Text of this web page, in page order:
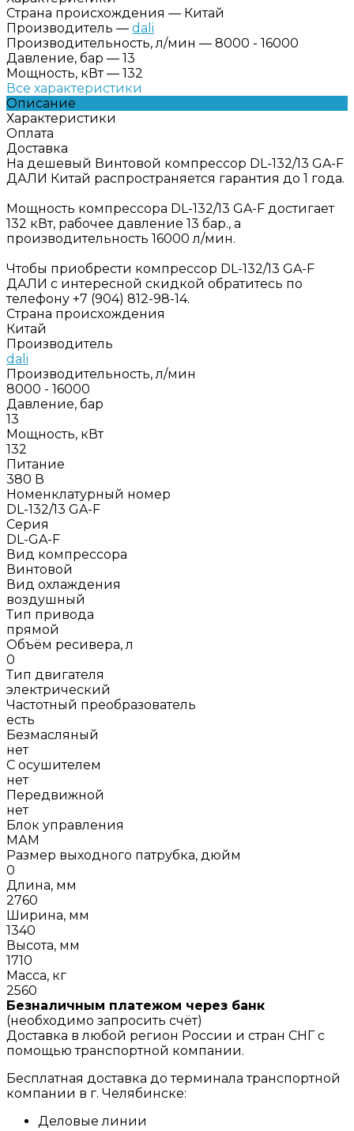
Страна происхождения — Китай
Производитель — dali
Производительность, л/мин — 8000 - 16000
Давление, бар — 13
Мощность, кВт — 132
Все характеристики
Описание
Характеристики
Оплата
Доставка
На дешевый Винтовой компрессор DL-132/13 GA-F
ДАЛИ Китай распространяется гарантия до 1 года.
Мощность компрессора DL-132/13 GA-F достигает
132 кВт, рабочее давление 13 бар., а
производительность 16000 л/мин.
Чтобы приобрести компрессор DL-132/13 GA-F
ДАЛИ с интересной скидкой обратитесь по
телефону +7 (904) 812-98-14.
Страна происхождения
Китай
Производитель
dali
Производительность, л/мин
8000 - 16000
Давление, бар
13
Мощность, кВт
132
Питание
380 В
Номенклатурный номер
DL-132/13 GA-F
Серия
DL-GA-F
Вид компрессора
Винтовой
Вид охлаждения
воздушный
Тип привода
прямой
Объём ресивера, л
0
Тип двигателя
электрический
Частотный преобразователь
есть
Безмасляный
нет
С осушителем
нет
Передвижной
нет
Блок управления
МАМ
Размер выходного патрубка, дюйм
0
Длина, мм
2760
Ширина, мм
1340
Высота, мм
1710
Масса, кг
2560
Безналичным платежом через банк
(необходимо запросить счёт)
Доставка в любой регион России и стран СНГ с
помощью транспортной компании.
Бесплатная доставка до терминала транспортной
компании в г. Челябинске:
Деловые линии